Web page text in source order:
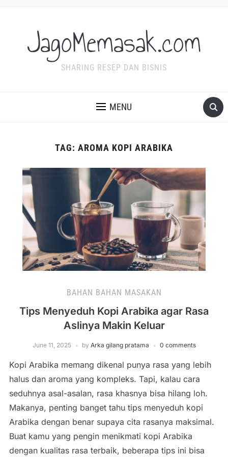
JagoMemasak.com
SHARING RESEP DAN BISNIS
MENU
TAG: AROMA KOPI ARABIKA
BAHAN BAHAN MASAKAN
Tips Menyeduh Kopi Arabika agar Rasa
Aslinya Makin Keluar
June 11, 2025 by Arka gilang pratama 0 comments
Kopi Arabika memang dikenal punya rasa yang lebih
halus dan aroma yang kompleks. Tapi, kalau cara
seduhnya asal-asalan, rasa khasnya bisa hilang loh.
Makanya, penting banget tahu tips menyeduh kopi
Arabika dengan benar supaya cita rasanya maksimal.
Buat kamu yang pengin menikmati kopi Arabika
dengan kualitas rasa terbaik, beberapa tips ini bisa